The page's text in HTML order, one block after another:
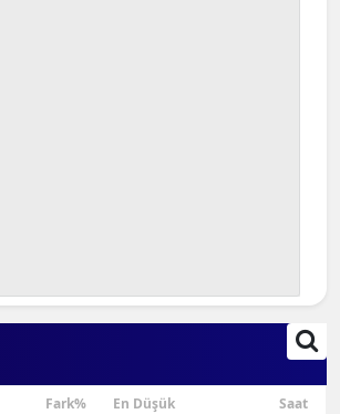
Fark% En Düşük Saat